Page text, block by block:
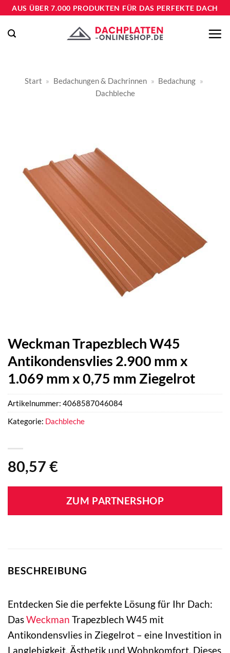
Zum
springen
AUS ÜBER 7.000 PRODUKTEN FÜR DAS PERFEKTE DACH
Start » Bedachungen & Dachrinnen » Bedachung »
Dachbleche
Weckman Trapezblech W45
Antikondensvlies 2.900 mm x
1.069 mm x 0,75 mm Ziegelrot
80,57 €
ZUM PARTNERSHOP
Artikelnummer: 4068587046084
Kategorie: Dachbleche
BESCHREIBUNG
Entdecken Sie die perfekte Lösung für Ihr Dach:
DasWeckman Trapezblech W45 mit
Antikondensvlies in Ziegelrot – eine Investition in
Langlebigkeit, Ästhetik und Wohnkomfort. Dieses